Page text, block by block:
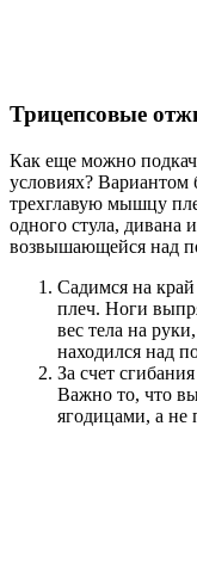
Трицепсовые
Как еще можно
условиях? Вариантом
трехглавую мышцу
одного стула, дивана
возвышающейся над
Садимся на
плеч. Ноги
вес тела на
находился над
За счет
Важно то, что
ягодицами, а не